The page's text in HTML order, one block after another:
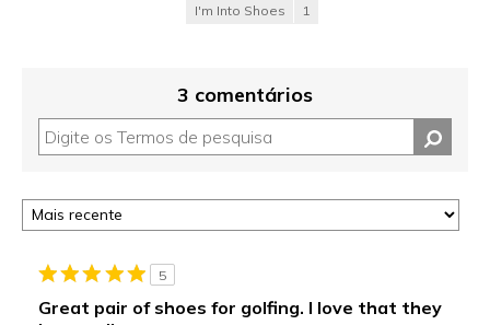
I'm Into Shoes 1
3 comentários
5
Great pair of shoes for golfing. I love that they